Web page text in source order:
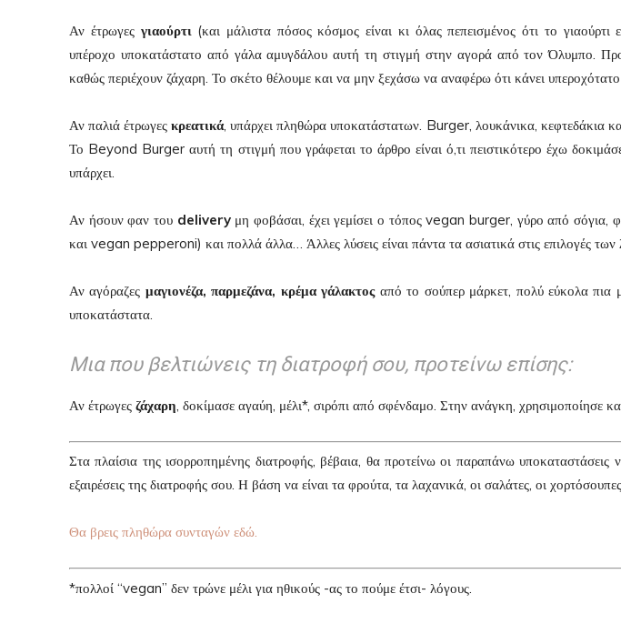
Αν έτρωγες γιαούρτι (και μάλιστα πόσος κόσμος είναι κι όλας πεπεισμένος ότι το γιαούρτι
υπέροχο υποκατάστατο από γάλα αμυγδάλου αυτή τη στιγμή στην αγορά από τον Όλυμπο.
καθώς περιέχουν ζάχαρη. Το σκέτο θέλουμε και να μην ξεχάσω να αναφέρω ότι κάνει υπεροχότατο
Αν παλιά έτρωγεςκρεατικά, υπάρχει πληθώρα υποκατάστατων. Burger, λουκάνικα, κεφτεδάκια και
Το Beyond Burger αυτή τη στιγμή που γράφεται το άρθρο είναι ό,τι πειστικότερο έχω
υπάρχει.
Αν ήσουν φαν του deliveryμη φοβάσαι, έχει γεμίσει ο τόπος vegan burger, γύρο από σόγια,
και vegan pepperoni) και πολλά άλλα… Άλλες λύσεις είναι πάντα τα ασιατικά στις επιλογές των
Αν αγόραζες μαγιονέζα, παρμεζάνα, κρέμα γάλακτοςαπό το σούπερ μάρκετ, πολύ εύκολα πια
υποκατάστατα.
Μια που βελτιώνεις τη διατροφή σου, προτείνω επίσης:
Αν έτρωγες ζάχαρη , δοκίμασε αγαύη, μέλι*, σιρόπι από σφένδαμο. Στην ανάγκη, χρησιμοποίησε
Στα πλαίσια της ισορροπημένης διατροφής, βέβαια, θα προτείνω οι παραπάνω υποκαταστάσεις
εξαιρέσεις της διατροφής σου. Η βάση να είναι τα φρούτα, τα λαχανικά, οι σαλάτες, οι
Θα βρεις πληθώρα συνταγών εδώ.
*πολλοί “vegan” δεν τρώνε μέλι για ηθικούς -ας το πούμε έτσι- λόγους.